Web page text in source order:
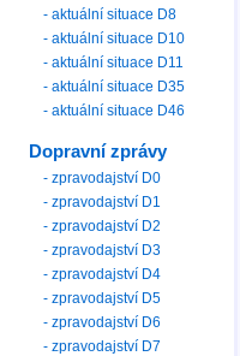
- aktuální situace D8
- aktuální situace D10
- aktuální situace D11
- aktuální situace D35
- aktuální situace D46
Dopravní zprávy
- zpravodajství D0
- zpravodajství D1
- zpravodajství D2
- zpravodajství D3
- zpravodajství D4
- zpravodajství D5
- zpravodajství D6
- zpravodajství D7